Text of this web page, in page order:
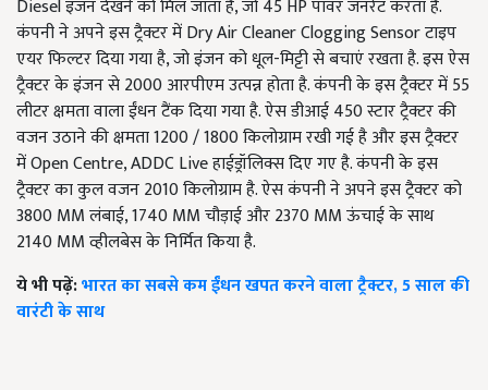
Diesel इंजन देखने को मिल जाता है, जो 45 HP पावर जनरेट करता है.
कंपनी ने अपने इस ट्रैक्टर में Dry Air Cleaner Clogging Sensor टाइप
एयर फिल्टर दिया गया है, जो इंजन को धूल-मिट्टी से बचाएं रखता है. इस ऐस
ट्रैक्टर के इंजन से 2000 आरपीएम उत्पन्न होता है. कंपनी के इस ट्रैक्टर में 55
लीटर क्षमता वाला ईंधन टैंक दिया गया है. ऐस डीआई 450 स्टार ट्रैक्टर की
वजन उठाने की क्षमता 1200 / 1800 किलोग्राम रखी गई है और इस ट्रैक्टर
में Open Centre, ADDC Live हाईड्रॉलिक्स दिए गए है. कंपनी के इस
ट्रैक्टर का कुल वजन 2010 किलोग्राम है. ऐस कंपनी ने अपने इस ट्रैक्टर को
3800 MM लंबाई, 1740 MM चौड़ाई और 2370 MM ऊंचाई के साथ
2140 MM व्हीलबेस के निर्मित किया है.
ये भी पढ़ें:भारत का सबसे कम ईंधन खपत करने वाला ट्रैक्टर, 5 साल की
वारंटी के साथ